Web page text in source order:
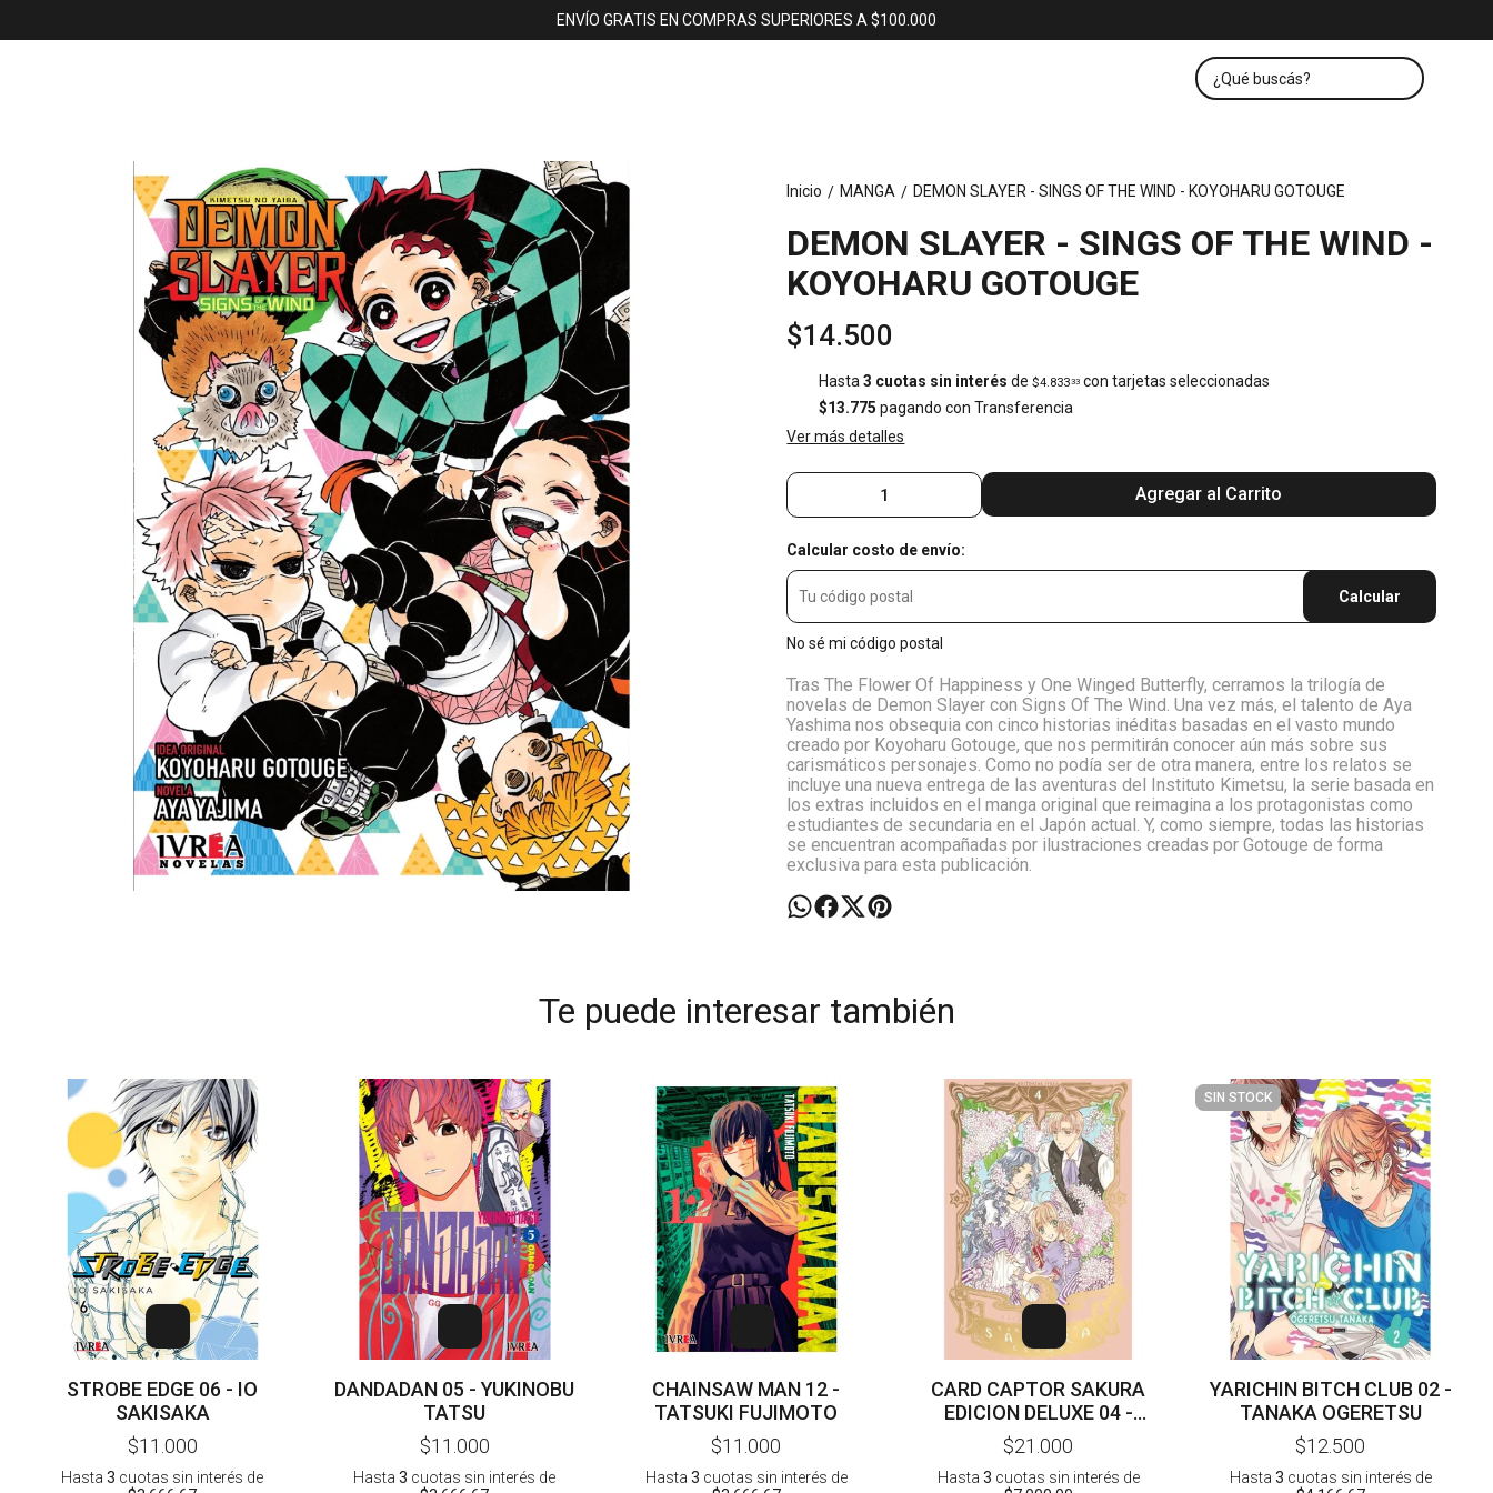
ENVÍO GRATIS EN COMPRAS SUPERIORES A $100.000
Inicio / MANGA / DEMON SLAYER - SINGS OF THE WIND - KOYOHARU GOTOUGE
DEMON SLAYER - SINGS OF THE WIND -
KOYOHARU GOTOUGE
$14.500
Hasta3 cuotas sin interés de$4.83333 con tarjetas seleccionadas
$13.775 pagando con Transferencia
Ver más detalles
Agregar al Carrito
Calcular costo de envío:
Calcular
No sé mi código postal
Tras The Flower Of Happiness y One Winged Butterfly, cerramos la trilogía de
novelas de Demon Slayer con Signs Of The Wind. Una vez más, el talento de Aya
Yashima nos obsequia con cinco historias inéditas basadas en el vasto mundo
creado por Koyoharu Gotouge, que nos permitirán conocer aún más sobre sus
carismáticos personajes. Como no podía ser de otra manera, entre los relatos se
incluye una nueva entrega de las aventuras del Instituto Kimetsu, la serie basada en
los extras incluidos en el manga original que reimagina a los protagonistas como
estudiantes de secundaria en el Japón actual. Y, como siempre, todas las historias
se encuentran acompañadas por ilustraciones creadas por Gotouge de forma
exclusiva para esta publicación.
Te puede interesar también
STROBE EDGE 06 - IO
SAKISAKA
$11.000
Hasta3 cuotas sin interés de
DANDADAN 05 - YUKINOBU
TATSU
$11.000
Hasta3 cuotas sin interés de
CHAINSAW MAN 12 -
TATSUKI FUJIMOTO
$11.000
Hasta 3 cuotas sin interés de
CARD CAPTOR SAKURA
EDICION DELUXE 04 -
CLAMP
$21.000
Hasta 3 cuotas sin interés de
SIN STOCK
YARICHIN BITCH CLUB 02 -
TANAKA OGERETSU
$12.500
Hasta 3 cuotas sin interés de